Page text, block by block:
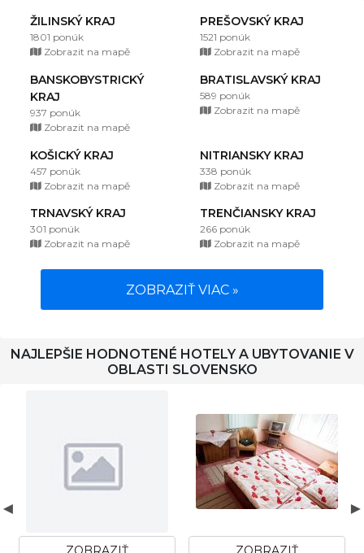
ŽILINSKÝ KRAJ
1801 ponúk
Zobrazit na mapě
PREŠOVSKÝ KRAJ
1521 ponúk
Zobrazit na mapě
BANSKOBYSTRICKÝ
KRAJ
937 ponúk
Zobrazit na mapě
BRATISLAVSKÝ KRAJ
589 ponúk
Zobrazit na mapě
KOŠICKÝ KRAJ
457 ponúk
Zobrazit na mapě
NITRIANSKY KRAJ
338 ponúk
Zobrazit na mapě
TRNAVSKÝ KRAJ
301 ponúk
Zobrazit na mapě
TRENČIANSKY KRAJ
266 ponúk
Zobrazit na mapě
ZOBRAZIŤ VIAC »
NAJLEPŠIE HODNOTENÉ HOTELY A UBYTOVANIE V
OBLASTI SLOVENSKO